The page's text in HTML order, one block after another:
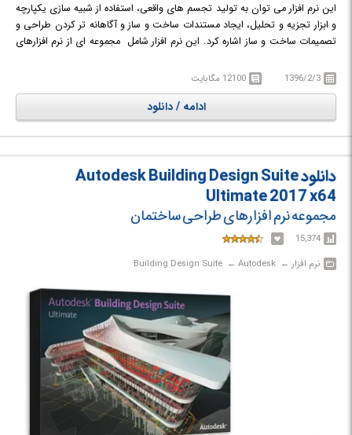
این نرم افزار می توان به تولید تجسم های واقعی، استفاده از شبیه سازی یکپارچه
و ابزار تجزیه و تحلیل، ایجاد مستندات ساخت و ساز و آگاهانه تر کردن طراحی و
تصمیمات ساخت و ساز اشاره کرد. این نرم افزار شامل مجموعه ای از نرم افزارهای
AutoCAD MEP, AutoCAD Raster Design, Navisworks Simulate, Revit,
Inventor, 3ds Max Design, Autodesk InfraWorks و ... می باشد.
1396/2/3 12100 مگابایت
ادامه / دانلود
دانلود Autodesk Building Design Suite
Ultimate 2017 x64
مجموعه نرم افزارهای طراحی ساختمان
15,374
نرم افزار‎ ← ‏ Autodesk‎ ← ‏ Building Design Suite